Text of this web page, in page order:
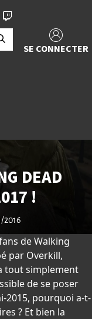
SE CONNECTER
DEAD
!
2016
de Walking
par Overkill,
tout simplement
de se poser
2015, pourquoi a-t-
? Et bien la